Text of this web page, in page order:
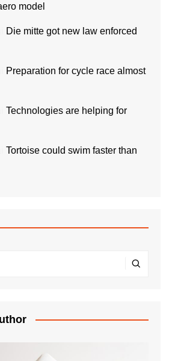
model
Die mitte got new law enforced
Preparation for cycle race almost
Technologies are helping for
Tortoise could swim faster than